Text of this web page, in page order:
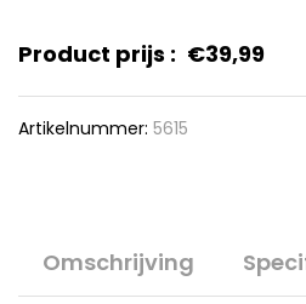
Product prijs : €39,99
Artikelnummer: 5615
Omschrijving